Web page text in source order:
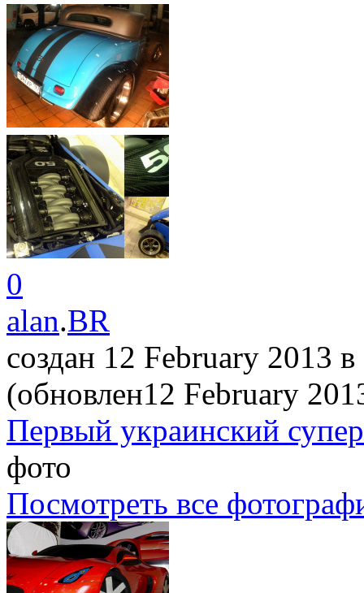
0
alan.BR
создан 12 February 2013 в
(обновлен12 February
Первый украинский
фото
Посмотреть все